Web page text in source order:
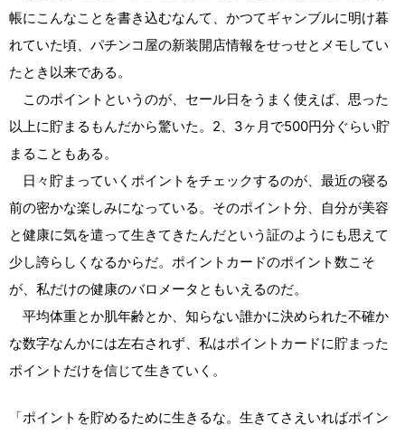
帳にこんなことを書き込むなんて、かつてギャンブルに明け暮
れていた頃、パチンコ屋の新装開店情報をせっせとメモしてい
たとき以来である。
このポイントというのが、セール日をうまく使えば、思った
以上に貯まるもんだから驚いた。2、3ヶ月で500円分ぐらい貯
まることもある。
日々貯まっていくポイントをチェックするのが、最近の寝る
前の密かな楽しみになっている。そのポイント分、自分が美容
と健康に気を遣って生きてきたんだという証のようにも思えて
少し誇らしくなるからだ。ポイントカードのポイント数こそ
が、私だけの健康のバロメータともいえるのだ。
平均体重とか肌年齢とか、知らない誰かに決められた不確か
な数字なんかには左右されず、私はポイントカードに貯まった
ポイントだけを信じて生きていく。
「ポイントを貯めるために生きるな。生きてさえいればポイン